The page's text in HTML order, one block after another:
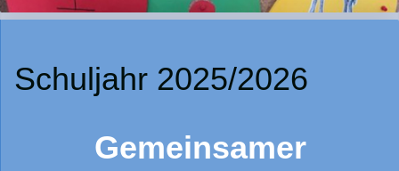
Schuljahr 2025/2026
Gemeinsamer